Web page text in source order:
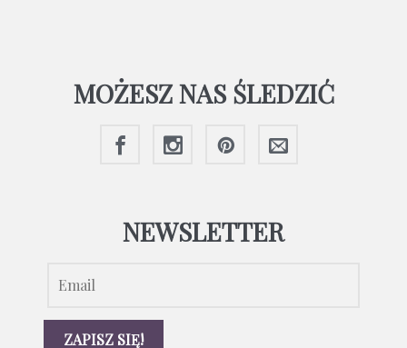
MOŻESZ NAS ŚLEDZIĆ
NEWSLETTER